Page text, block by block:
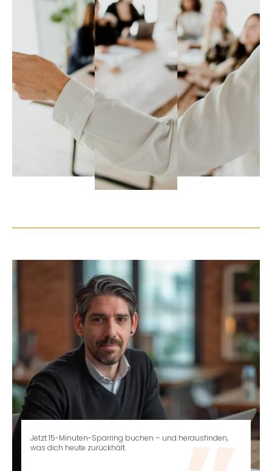
Jetzt 15-Minuten-Sparring buchen – und herausfinden,
was dich heute zurückhält.